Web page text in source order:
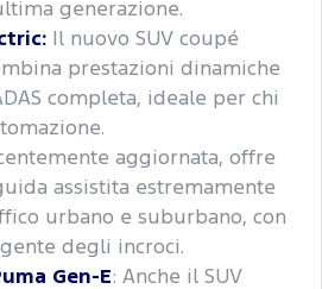
generazione.
Il nuovo SUV coupé
prestazioni dinamiche
completa, ideale per chi
aggiornata, offre
assistita estremamente
urbano e suburbano, con
degli incroci.
Gen-E : Anche il SUV